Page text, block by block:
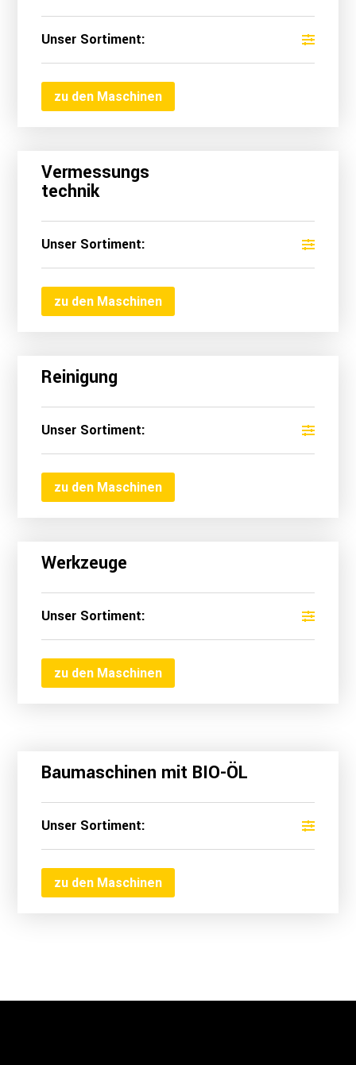
Unser Sortiment:
zu den Maschinen
Vermessungs
technik
Unser Sortiment:
zu den Maschinen
Reinigung
Unser Sortiment:
zu den Maschinen
Werkzeuge
Unser Sortiment:
zu den Maschinen
Baumaschinen mit BIO-ÖL
Unser Sortiment:
zu den Maschinen